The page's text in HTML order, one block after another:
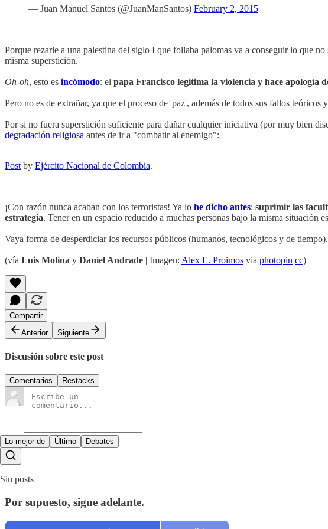
— Juan Manuel Santos (@JuanManSantos) February 2, 2015
Porque rezarle a una palestina del siglo I que follaba palomas va a conseguir lo que
misma superstición.
Oh-oh, esto es incómodo: el papa Francisco legitima la violencia y hace apología
Pero no es de extrañar, ya que el proceso de 'paz', además de todos sus fallos teóricos
Por si no fuera superstición suficiente para dañar cualquier iniciativa (por muy bien
degradación religiosa antes de ir a "combatir al enemigo":
Post by Ejército Nacional de Colombia.
¡Con razón nunca acaban con los terroristas! Ya lo he dicho antes: suprimir las
estrategia. Tener en un espacio reducido a muchas personas bajo la misma situación
Vaya forma de desperdiciar los recursos públicos (humanos, tecnológicos y de
(vía Luis Molina y Daniel Andrade | Imagen: Alex E. Proimos via photopin cc)
Compartir
Anterior
Siguiente
Discusión sobre este post
Comentarios Restacks
Lo mejor de Último Debates
Sin posts
Por supuesto, sigue adelante.